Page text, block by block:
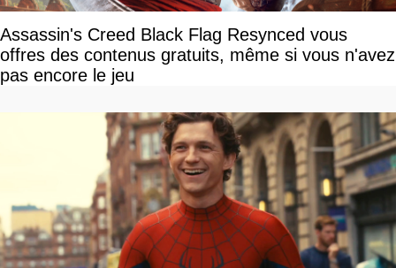
Assassin's Creed Black Flag Resynced vous
offres des contenus gratuits, même si vous n'avez
pas encore le jeu